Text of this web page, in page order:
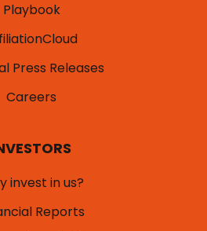
Playbook
Press Releases
Careers
invest in us?
Reports